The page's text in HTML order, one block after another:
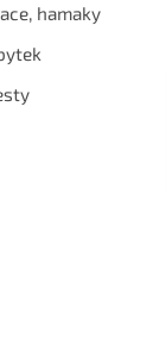
hamaky